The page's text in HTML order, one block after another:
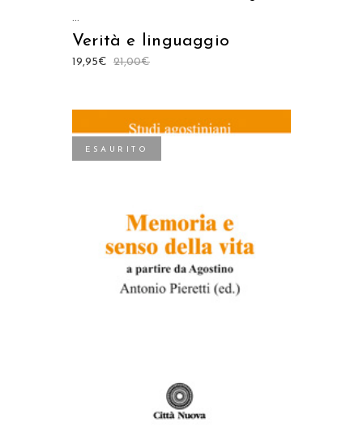
...
Verità e linguaggio
21,00€
19,95€
ESAURITO
LEGGI TUTTO